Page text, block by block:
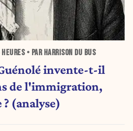
• PAR HARRISON DU BUS
invente-t-il
de l'immigration,
(analyse)